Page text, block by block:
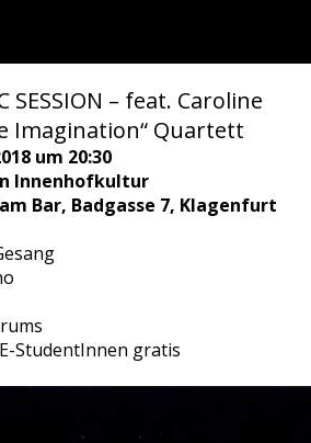
SESSION – feat. Caroline
Imagination“ Quartett
um 20:30
Innenhofkultur
Bar, Badgasse 7, Klagenfurt
StudentInnen gratis